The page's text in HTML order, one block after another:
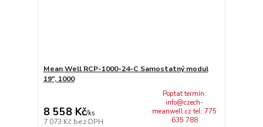
Mean Well RCP-1000-24-C Samostatný modul
19", 1000
8 558 Kč/ks
7 073 Kč bez DPH
Poptat termín:
info@czech-
meanwell.cz tel: 775
635 788